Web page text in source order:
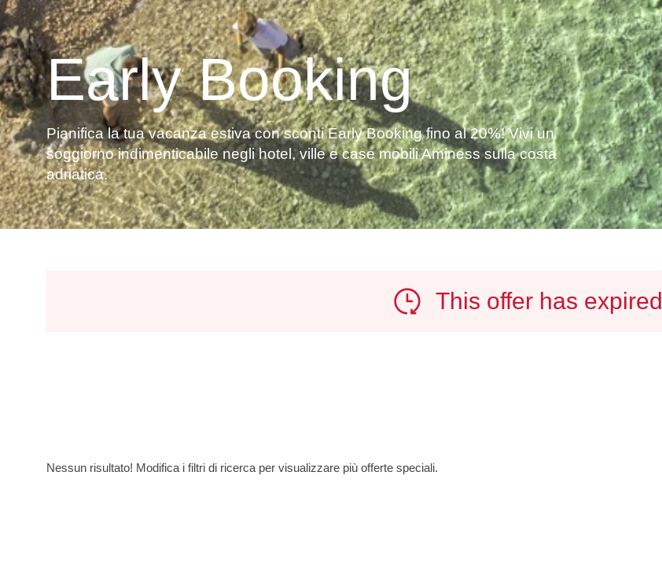
Early Booking
Pianifica la tua vacanza estiva con sconti Early Booking fino al 20%! Vivi un
soggiorno indimenticabile negli hotel, ville e case mobili Aminess sulla costa
adriatica.
This offer has expired
Nessun risultato! Modifica i filtri di ricerca per visualizzare più offerte speciali.